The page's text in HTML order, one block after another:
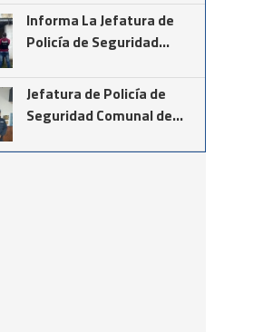
la instalación de cámaras
de seguridad en el cruce
de las rutas provinciales
67 y 85
Informa La Jefatura de
Policía de Seguridad
Suárez
Jefatura de Policía de
Seguridad Comunal de
procedimientos llevados a